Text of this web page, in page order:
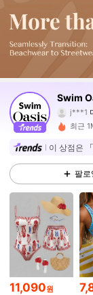
Swim
4.92
c***4
4.92
4.92
4.92
4.92
최근
이 상점은
팔로
11,090원